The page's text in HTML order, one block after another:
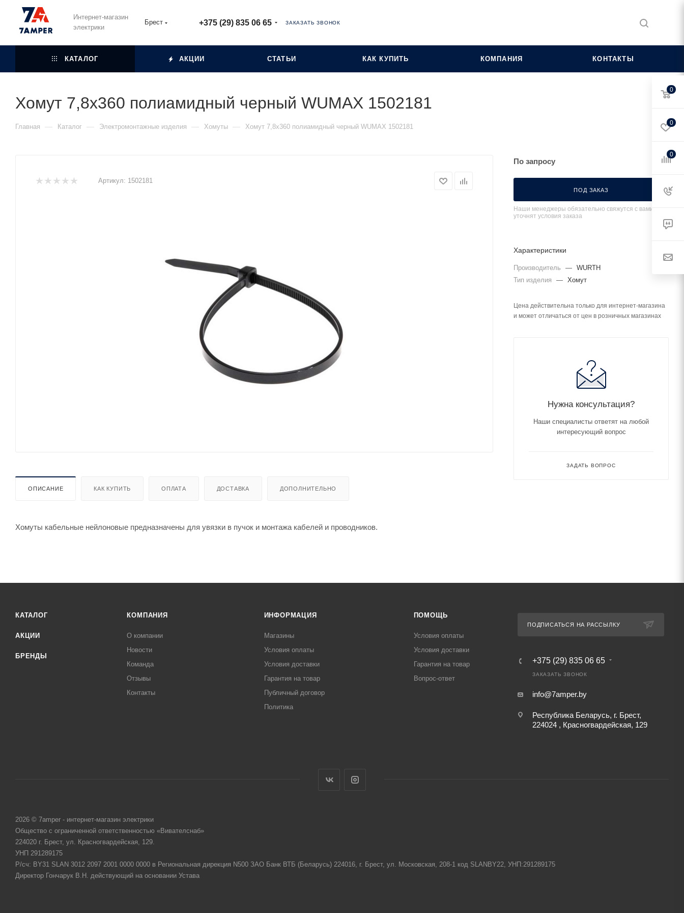
Интернет-магазин
электрики
Брест +375 (29) 835 06 65 ЗАКАЗАТЬ ЗВОНОК
КАТАЛОГ АКЦИИ СТАТЬИ КАК КУПИТЬ КОМПАНИЯ КОНТАКТЫ
Хомут 7,8х360 полиамидный черный WUMAX 1502181
Главная — Каталог — Электромонтажные изделия — Хомуты — Хомут 7,8х360 полиамидный черный WUMAX 1502181
Артикул: 1502181
ОПИСАНИЕ КАК КУПИТЬ ОПЛАТА ДОСТАВКА ДОПОЛНИТЕЛЬНО
Хомуты кабельные нейлоновые предназначены для увязки в пучок и монтажа кабелей и проводников.
По запросу
ПОД ЗАКАЗ
Наши менеджеры обязательно свяжутся с вами и
уточнят условия заказа
Характеристики
Производитель — WURTH
Тип изделия
— Хомут
Цена действительна только для интернет-магазина
и может отличаться от цен в розничных магазинах
Нужна консультация?
Наши специалисты ответят на любой
интересующий вопрос
ЗАДАТЬ ВОПРОС
КАТАЛОГ
АКЦИИ
БРЕНДЫ
КОМПАНИЯ
О компании
Новости
Команда
Отзывы
Контакты
ИНФОРМАЦИЯ
Магазины
Условия оплаты
Условия доставки
Гарантия на товар
Публичный договор
Политика
ПОМОЩЬ
Условия оплаты
Условия доставки
Гарантия на товар
Вопрос-ответ
ПОДПИСАТЬСЯ НА РАССЫЛКУ
+375 (29) 835 06 65
ЗАКАЗАТЬ ЗВОНОК
info@7amper.by
Республика Беларусь, г. Брест,
224024 , Красногвардейская, 129
2026 © 7amper - интернет-магазин электрики
Общество с ограниченной ответственностью «Вивателснаб»
224020 г. Брест, ул. Красногвардейская, 129.
УНП 291289175
Р/сч: BY31 SLAN 3012 2097 2001 0000 0000 в Региональная дирекция N500 ЗАО Банк ВТБ (Беларусь) 224016, г. Брест, ул. Московская, 208-1 код SLANBY22, УНП:291289175
Директор Гончарук В.Н. действующий на основании Устава
0
0
0